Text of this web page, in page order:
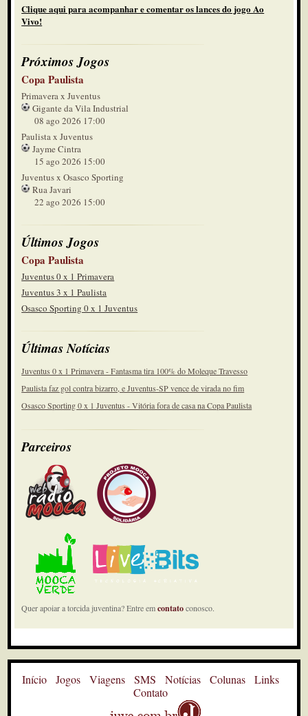
Clique aqui para acompanhar e comentar os lances do jogo Ao
Vivo!
Próximos Jogos
Copa Paulista
Primavera x Juventus
Gigante da Vila Industrial
08 ago 2026 17:00
Paulista x Juventus
Jayme Cintra
15 ago 2026 15:00
Juventus x Osasco Sporting
Rua Javari
22 ago 2026 15:00
Últimos Jogos
Copa Paulista
Juventus 0 x 1 Primavera
Juventus 3 x 1 Paulista
Osasco Sporting 0 x 1 Juventus
Últimas Notícias
Juventus 0 x 1 Primavera - Fantasma tira 100% do Moleque Travesso
Paulista faz gol contra bizarro, e Juventus-SP vence de virada no fim
Osasco Sporting 0 x 1 Juventus - Vitória fora de casa na Copa Paulista
Parceiros
Quer apoiar a torcida juventina? Entre emcontatoconosco.
Início Jogos Viagens SMS Notícias Colunas
Links
Contato